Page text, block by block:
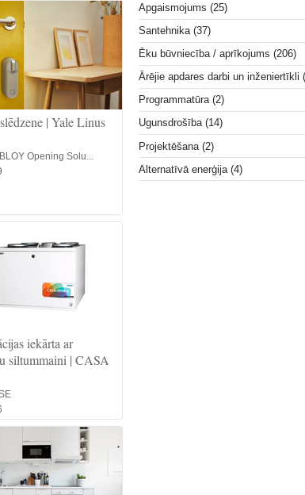
| Yale Linus
Opening Solu...
iekārta ar
siltummaini | CASA
Apgaismojums (25)
Santehnika (37)
Ēku būvniecība / aprīkojums (206)
Ārējie apdares darbi un inženiertīkli
Programmatūra (2)
Ugunsdrošība (14)
Projektēšana (2)
Alternatīvā enerģija (4)